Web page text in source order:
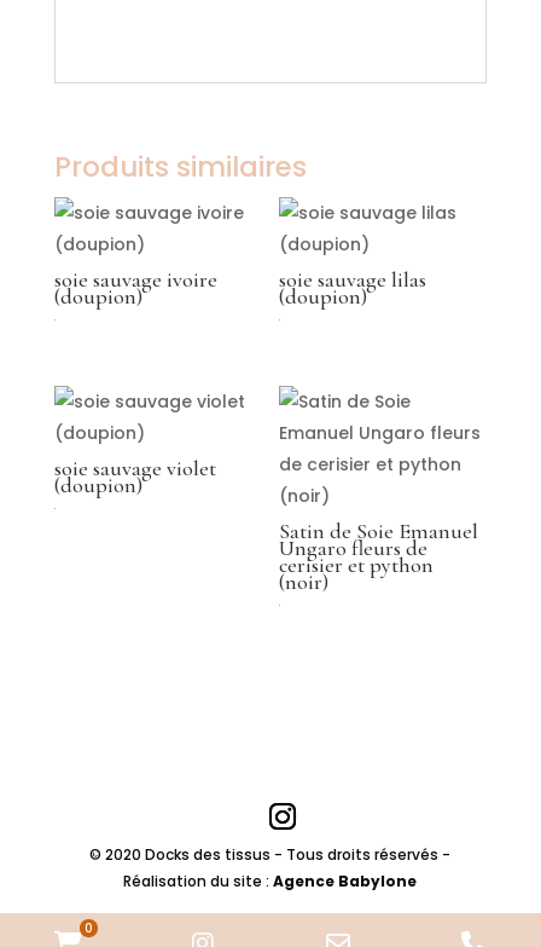
Produits similaires
soie sauvage ivoire
(doupion)
soie sauvage lilas
(doupion)
soie sauvage violet
(doupion)
Satin de Soie Emanuel
Ungaro fleurs de
cerisier et python
(noir)
© 2020 Docks des tissus - Tous droits réservés -
Réalisation du site :Agence Babylone
0